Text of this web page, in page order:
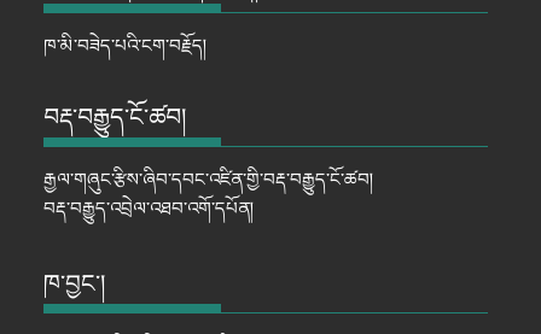
ཁ་མི་བཟེད་པའི་ངག་བརྗོད།
བརྡ་བརྒྱུད་ངོ་ཚབ།
རྒྱལ་གཞུང་རྩིས་ཞིབ་དབང་འཛིན་གྱི་བརྡ་བརྒྱུད་ངོ་ཚབ།
བརྡ་བརྒྱུད་འབྲེལ་འཐབ་འགོ་དཔོན།
ཁ་བྱང་།